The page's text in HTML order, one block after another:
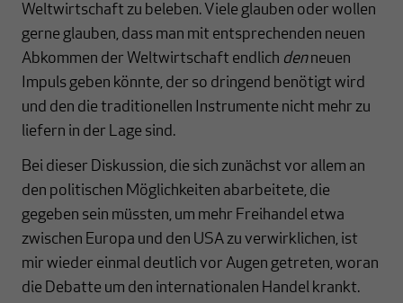
Weltwirtschaft zu beleben. Viele glauben oder wollen
gerne glauben, dass man mit entsprechenden neuen
Abkommen der Weltwirtschaft endlich denneuen
Impuls geben könnte, der so dringend benötigt wird
und den die traditionellen Instrumente nicht mehr zu
liefern in der Lage sind.
Bei dieser Diskussion, die sich zunächst vor allem an
den politischen Möglichkeiten abarbeitete, die
gegeben sein müssten, um mehr Freihandel etwa
zwischen Europa und den USA zu verwirklichen, ist
mir wieder einmal deutlich vor Augen getreten, woran
die Debatte um den internationalen Handel krankt.